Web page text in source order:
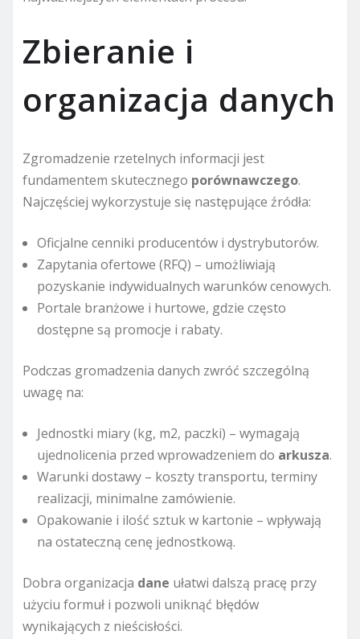
Zbieranie i
organizacja danych
Zgromadzenie rzetelnych informacji jest
fundamentem skutecznego porównawczego.
Najczęściej wykorzystuje się następujące źródła:
Oficjalne cenniki producentów i dystrybutorów.
Zapytania ofertowe (RFQ) – umożliwiają
pozyskanie indywidualnych warunków cenowych.
Portale branżowe i hurtowe, gdzie często
dostępne są promocje i rabaty.
Podczas gromadzenia danych zwróć szczególną
uwagę na:
Jednostki miary (kg, m2, paczki) – wymagają
ujednolicenia przed wprowadzeniem do arkusza.
Warunki dostawy – koszty transportu, terminy
realizacji, minimalne zamówienie.
Opakowanie i ilość sztuk w kartonie – wpływają
na ostateczną cenę jednostkową.
Dobra organizacja dane ułatwi dalszą pracę przy
użyciu formuł i pozwoli uniknąć błędów
wynikających z nieścisłości.